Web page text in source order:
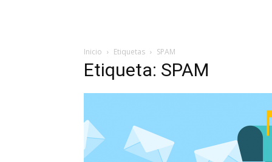
Inicio Etiquetas SPAM
Etiqueta: SPAM